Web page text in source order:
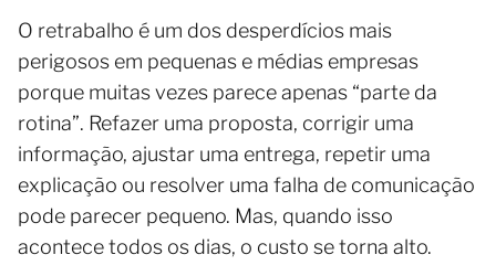
O retrabalho é um dos desperdícios mais
perigosos em pequenas e médias empresas
porque muitas vezes parece apenas “parte da
rotina”. Refazer uma proposta, corrigir uma
informação, ajustar uma entrega, repetir uma
explicação ou resolver uma falha de comunicação
pode parecer pequeno. Mas, quando isso
acontece todos os dias, o custo se torna alto.